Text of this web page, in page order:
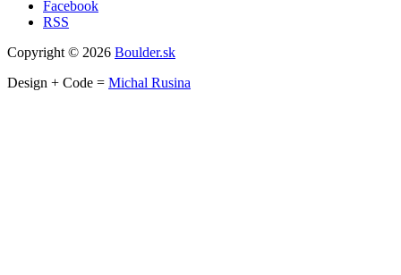
Facebook
RSS
Copyright © 2026 Boulder.sk
Design + Code = Michal Rusina